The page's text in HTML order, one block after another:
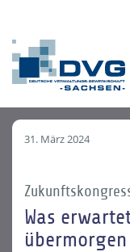
31. März 2024
Was